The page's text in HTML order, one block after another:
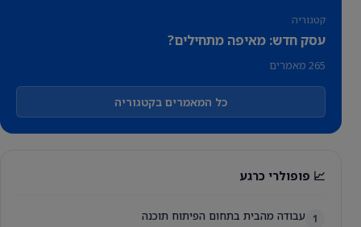
קטגוריה
עסק חדש: מאיפה מתחילים?
265 מאמרים
כל המאמרים בקטגוריה
📈 פופולרי כרגע
1 עבודה מהבית בתחום הפיתוח תוכנה